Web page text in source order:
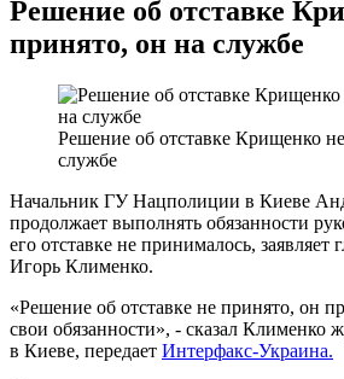
Решение об отставке
принято, он на службе
Решение об отставке Крищенко
службе
Начальник ГУ Нацполиции в Киеве
продолжает выполнять обязанности
его отставке не принималось, заявляет
Игорь Клименко.
«Решение об отставке не принято, он
свои обязанности», - сказал Клименко
в Киеве, передает Интерфакс-Украина.